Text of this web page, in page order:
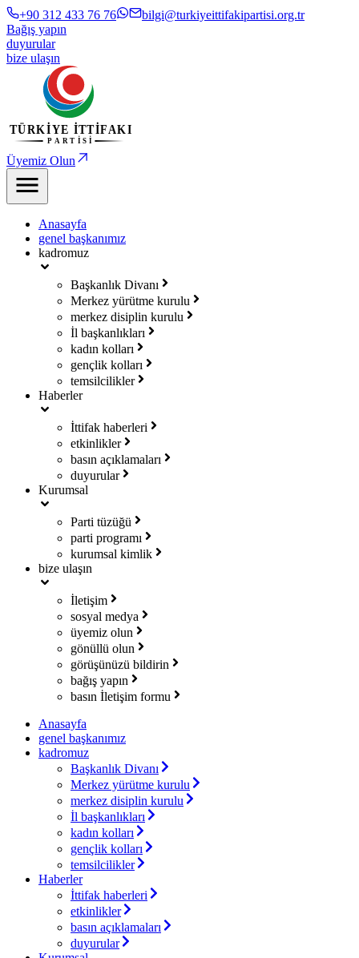
+90 312 433 76 76
bilgi@turkiyeittifakipartisi.org.tr
Bağış yapın
duyurular
bize ulaşın
Üyemiz Olun
Anasayfa
genel başkanımız
kadromuz
Başkanlık Divanı
Merkez yürütme kurulu
merkez disiplin kurulu
İl başkanlıkları
kadın kolları
gençlik kolları
temsilcilikler
Haberler
İttifak haberleri
etkinlikler
basın açıklamaları
duyurular
Kurumsal
Parti tüzüğü
parti programı
kurumsal kimlik
bize ulaşın
İletişim
sosyal medya
üyemiz olun
gönüllü olun
görüşünüzü bildirin
bağış yapın
basın İletişim formu
Anasayfa
genel başkanımız
kadromuz
Başkanlık Divanı
Merkez yürütme kurulu
merkez disiplin kurulu
İl başkanlıkları
kadın kolları
gençlik kolları
temsilcilikler
Haberler
İttifak haberleri
etkinlikler
basın açıklamaları
duyurular